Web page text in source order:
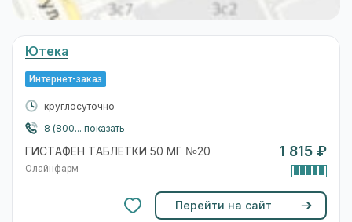
Ютека
Интернет-заказ
круглосуточно
8 (800... показать
ГИСТАФЕН ТАБЛЕТКИ 50 МГ №20
Олайнфарм
1 815 ₽
Перейти на сайт